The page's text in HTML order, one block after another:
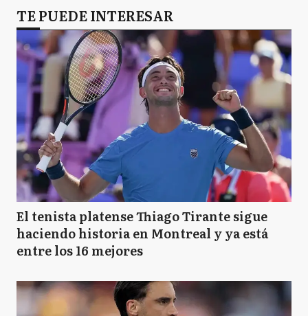
TE PUEDE INTERESAR
El tenista platense Thiago Tirante sigue
haciendo historia en Montreal y ya está
entre los 16 mejores